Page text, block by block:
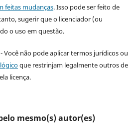
feitas mudanças. Isso pode ser feito de
sugerir que o licenciador (ou
o uso em questão.
Você não pode aplicar termos jurídicos ou
que restrinjam legalmente outros de
licença.
mesmo(s) autor(es)